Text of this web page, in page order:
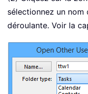
sélectionnez un
déroulante. Voir la